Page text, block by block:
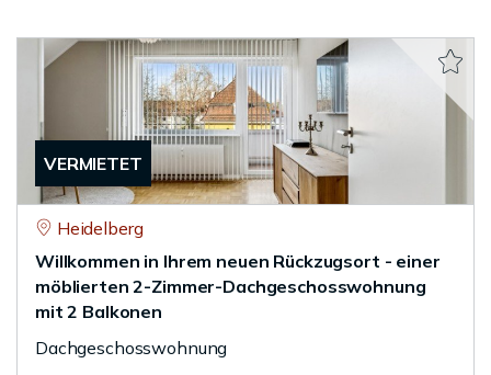
VERMIETET
Heidelberg
Willkommen in Ihrem neuen Rückzugsort - einer
möblierten 2-Zimmer-Dachgeschosswohnung
mit 2 Balkonen
Dachgeschosswohnung